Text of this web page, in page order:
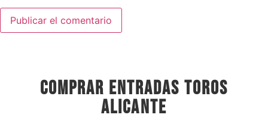
comprar entradas toros
alicante